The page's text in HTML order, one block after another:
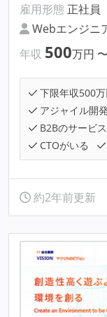
雇用形態 正社員
Webエンジニ
年収 500万円 〜
下限年収500
アジャイル開発
B2Bのサービ
CTOがいる
約2年前更新